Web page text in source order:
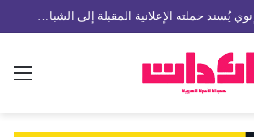
مع « The Next Ad » ، إنوي يُسند حملته الإعلانية المقبلة إلى الشباب المغربي